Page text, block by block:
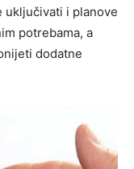
uključivati i planove
potrebama, a
dodatne